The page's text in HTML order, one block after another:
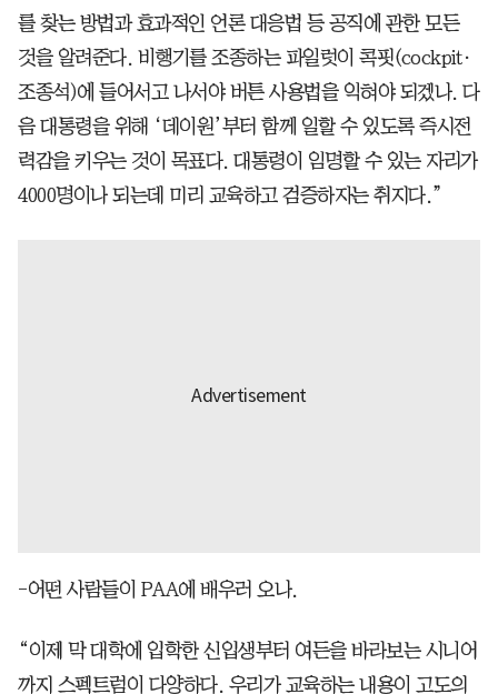
를 찾는 방법과 효과적인 언론 대응법 등 공직에 관한 모든
것을 알려준다. 비행기를 조종하는 파일럿이 콕핏(cockpit·
조종석)에 들어서고 나서야 버튼 사용법을 익혀야 되겠나. 다
음 대통령을 위해 ‘데이원’부터 함께 일할 수 있도록 즉시전
력감을 키우는 것이 목표다. 대통령이 임명할 수 있는 자리가
4000명이나 되는데 미리 교육하고 검증하자는 취지다.”
-어떤 사람들이 PAA에 배우러 오나.
“이제 막 대학에 입학한 신입생부터 여든을 바라보는 시니어
까지 스펙트럼이 다양하다. 우리가 교육하는 내용이 고도의